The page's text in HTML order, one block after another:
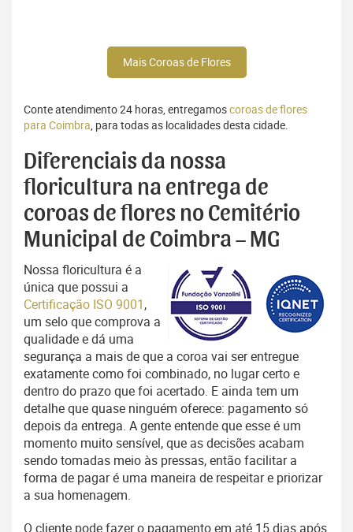
Mais Coroas de Flores
Conte atendimento 24 horas, entregamoscoroas de flores
para Coimbra, para todas as localidades desta cidade.
Diferenciais da nossa
floricultura na entrega de
coroas de flores no Cemitério
Municipal de Coimbra – MG
Nossa floricultura é a
única que possui a
Certificação ISO 9001,
um selo que comprova a
qualidade e dá uma
segurança a mais de que a coroa vai ser entregue
exatamente como foi combinado, no lugar certo e
dentro do prazo que foi acertado. E ainda tem um
detalhe que quase ninguém oferece: pagamento só
depois da entrega. A gente entende que esse é um
momento muito sensível, que as decisões acabam
sendo tomadas meio às pressas, então facilitar a
forma de pagar é uma maneira de respeitar e priorizar
a sua homenagem.
O cliente pode fazer o pagamento em até 15 dias após